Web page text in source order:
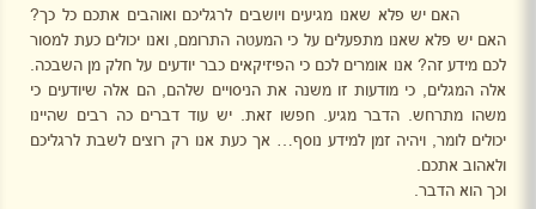
האם יש פלא שאנו מגיעים ויושבים לרגליכם ואוהבים אתכם כל כך?
האם יש פלא שאנו מתפעלים על כי המעטה התרומם, ואנו יכולים כעת למסור
לכם מידע זה? אנו אומרים לכם כי הפיזיקאים כבר יודעים על חלק מן השבכה.
אלה המגלים, כי מודעות זו משנה את הניסויים שלהם, הם אלה שיודעים כי
משהו מתרחש. הדבר מגיע. חפשו זאת. יש עוד דברים כה רבים שהיינו
יכולים לומר, ויהיה זמן למידע נוסף… אך כעת אנו רק רוצים לשבת לרגליכם
ולאהוב אתכם.
וכך הוא הדבר.